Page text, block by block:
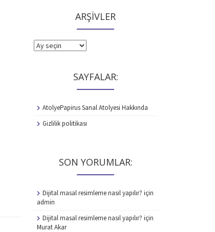
ARŞİVLER
ARŞİVLER
SAYFALAR:
AtolyePapirus Sanal Atolyesi Hakkında
Gizlilik politikası
SON YORUMLAR:
Dijital masal resimleme nasıl yapılır? için
admin
Dijital masal resimleme nasıl yapılır? için
Murat Akar